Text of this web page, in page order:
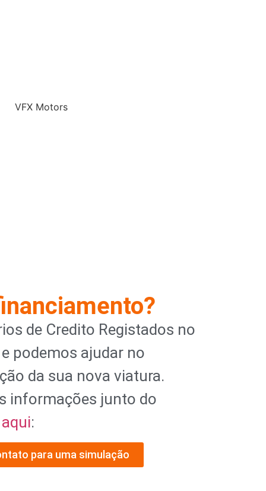
de Credito Registados no
podemos ajudar no
da sua nova viatura.
informações junto do
aqui:
para uma simulação